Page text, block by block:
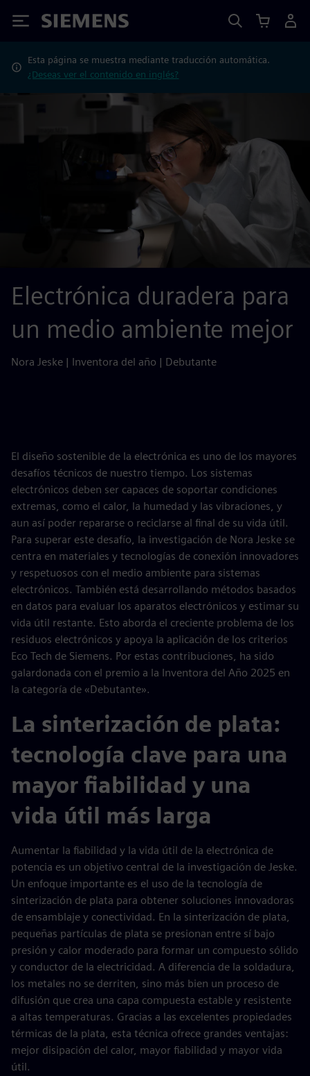
Siemens
Esta página se muestra mediante traducción automática.
¿Deseas ver el contenido en inglés?
Electrónica duradera para
un medio ambiente mejor
Nora Jeske | Inventora del año | Debutante
El diseño sostenible de la electrónica es uno de los mayores
desafíos técnicos de nuestro tiempo. Los sistemas
electrónicos deben ser capaces de soportar condiciones
extremas, como el calor, la humedad y las vibraciones, y
aun así poder repararse o reciclarse al final de su vida útil.
Para superar este desafío, la investigación de Nora Jeske se
centra en materiales y tecnologías de conexión innovadores
y respetuosos con el medio ambiente para sistemas
electrónicos. También está desarrollando métodos basados
en datos para evaluar los aparatos electrónicos y estimar su
vida útil restante. Esto aborda el creciente problema de los
residuos electrónicos y apoya la aplicación de los criterios
Eco Tech de Siemens. Por estas contribuciones, ha sido
galardonada con el premio a la Inventora del Año 2025 en
la categoría de «Debutante».
La sinterización de plata:
tecnología clave para una
mayor fiabilidad y una
vida útil más larga
Aumentar la fiabilidad y la vida útil de la electrónica de
potencia es un objetivo central de la investigación de Jeske.
Un enfoque importante es el uso de la tecnología de
sinterización de plata para obtener soluciones innovadoras
de ensamblaje y conectividad. En la sinterización de plata,
pequeñas partículas de plata se presionan entre sí bajo
presión y calor moderado para formar un compuesto sólido
y conductor de la electricidad. A diferencia de la soldadura,
los metales no se derriten, sino más bien un proceso de
difusión que crea una capa compuesta estable y resistente
a altas temperaturas. Gracias a las excelentes propiedades
térmicas de la plata, esta técnica ofrece grandes ventajas:
mejor disipación del calor, mayor fiabilidad y mayor vida
útil.